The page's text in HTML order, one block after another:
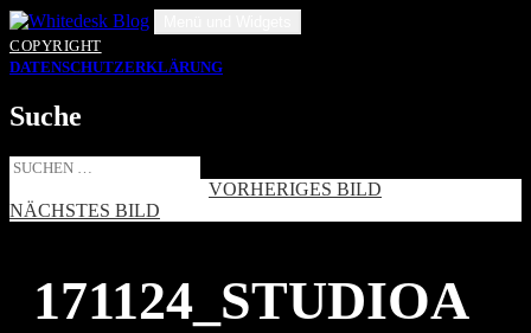
Zum
Inhalt
springen
COPYRIGHT
DATENSCHUTZERKLÄRUNG
Suche
Suche
VORHERIGES BILD
NÄCHSTES BILD
171124_STUDIOA